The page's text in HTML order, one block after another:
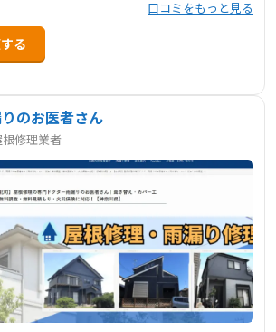
口コミをもっと見る
る
のお医者さん
修理業者